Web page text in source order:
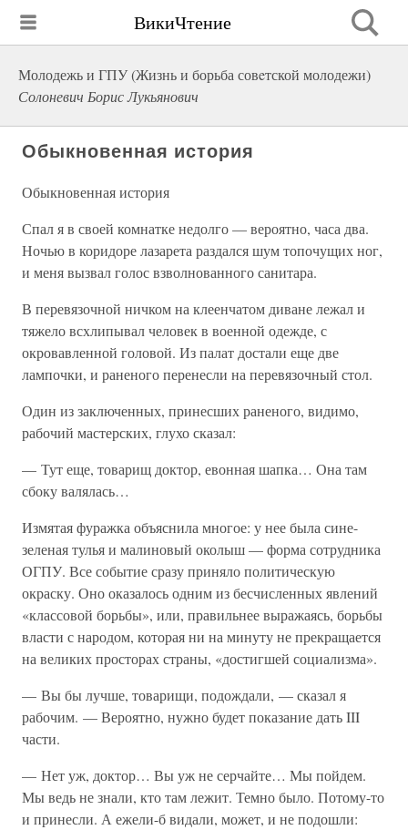
ВикиЧтение
Молодежь и ГПУ (Жизнь и борьба совeтской молодежи)
Солоневич Борис Лукьянович
Обыкновенная история
Обыкновенная история
Спал я в своей комнатке недолго — вероятно, часа два.
Ночью в коридоре лазарета раздался шум топочущих ног,
и меня вызвал голос взволнованного санитара.
В перевязочной ничком на клеенчатом диване лежал и
тяжело всхлипывал человек в военной одежде, с
окровавленной головой. Из палат достали еще две
лампочки, и раненого перенесли на перевязочный стол.
Один из заключенных, принесших раненого, видимо,
рабочий мастерских, глухо сказал:
— Тут еще, товарищ доктор, евонная шапка… Она там
сбоку валялась…
Измятая фуражка объяснила многое: у нее была сине-
зеленая тулья и малиновый околыш — форма сотрудника
ОГПУ. Все событие сразу приняло политическую
окраску. Оно оказалось одним из бесчисленных явлений
«классовой борьбы», или, правильнее выражаясь, борьбы
власти с народом, которая ни на минуту не прекращается
на великих просторах страны, «достигшей социализма».
— Вы бы лучше, товарищи, подождали, — сказал я
рабочим. — Вероятно, нужно будет показание дать III
части.
— Нет уж, доктор… Вы уж не серчайте… Мы пойдем.
Мы ведь не знали, кто там лежит. Темно было. Потому-то
и принесли. А ежели-б видали, может, и не подошли: